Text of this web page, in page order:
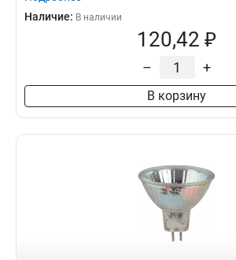
Наличие: В наличии
120,42 ₽
– +
В корзину